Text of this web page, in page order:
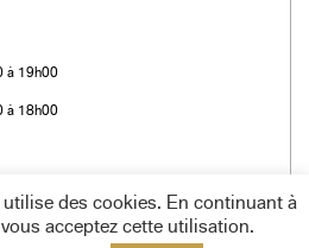
à 19h00
à 18h00
à 18h00
utilise des cookies. En continuant à
acceptez cette utilisation.